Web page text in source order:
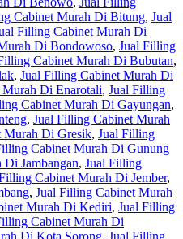
Cabinet Murah Di Bitung, Jual
Filling Cabinet Murah Di
Di Bondowoso, Jual Filling
Cabinet Murah Di Bubutan,
, Jual Filling Cabinet Murah Di
Di Enarotali, Jual Filling
Cabinet Murah Di Gayungan,
, Jual Filling Cabinet Murah
Murah Di Gresik, Jual Filling
Cabinet Murah Di Gunung
Jambangan, Jual Filling
Cabinet Murah Di Jember,
, Jual Filling Cabinet Murah
Murah Di Kediri, Jual Filling
Cabinet Murah Di